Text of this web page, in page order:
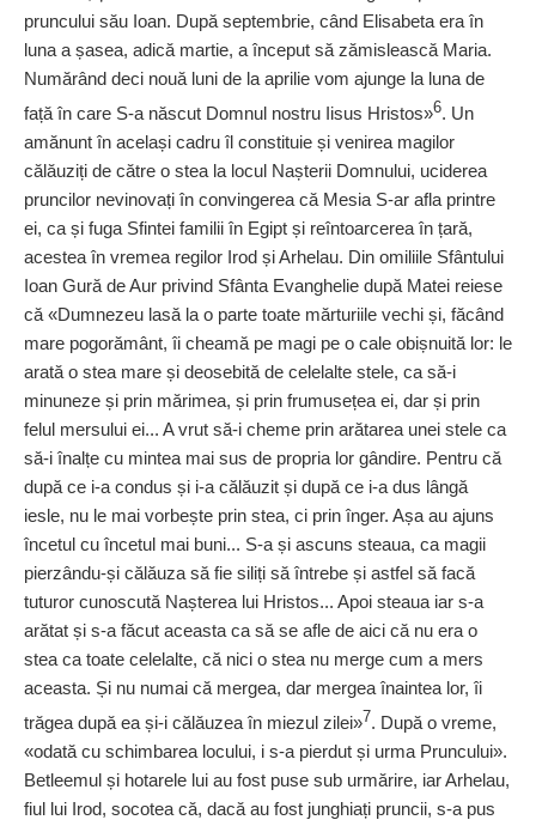
pruncului său Ioan. După septembrie, când Elisabeta era în
luna a șasea, adică martie, a început să zămislească Maria.
Numărând deci nouă luni de la aprilie vom ajunge la luna de
față în care S-a născut Domnul nostru Iisus Hristos»6. Un
amănunt în același cadru îl constituie și venirea magilor
călăuziți de către o stea la locul Nașterii Domnului, uciderea
pruncilor nevino­vați în convingerea că Mesia S-ar afla printre
ei, ca și fuga Sfintei familii în Egipt și reîntoarcerea în țară,
acestea în vremea regilor Irod și Arhelau. Din omiliile Sfântului
Ioan Gură de Aur privind Sfânta Evanghelie după Matei reiese
că «Dumnezeu lasă la o parte toate mărturiile vechi și, făcând
mare pogorământ, îi cheamă pe magi pe o cale obiș­nuită lor: le
arată o stea mare și deosebită de celelalte stele, ca să-i
minuneze și prin mărimea, și prin frumusețea ei, dar și prin
felul mersului ei... A vrut să-i cheme prin arătarea unei stele ca
să-i înalțe cu mintea mai sus de propria lor gândire. Pentru că
după ce i-a condus și i-a călău­zit și după ce i-a dus lângă
iesle, nu le mai vorbește prin stea, ci prin înger. Așa au ajuns
încetul cu încetul mai buni... S-a și ascuns steaua, ca magii
pierzându-și călăuza să fie siliți să întrebe și astfel să facă
tuturor cunoscută Naște­rea lui Hristos... Apoi steaua iar s-a
arătat și s-a făcut aceasta ca să se afle de aici că nu era o
stea ca toate celelalte, că nici o stea nu merge cum a mers
aceasta. Și nu numai că mergea, dar mergea înaintea lor, îi
trăgea după ea și-i călăuzea în miezul zilei»7. După o vreme,
«odată cu schimbarea locului, i s-a pierdut și urma Pruncului».
Betleemul și hotarele lui au fost puse sub urmărire, iar Arhelau,
fiul lui Irod, socotea că, dacă au fost junghiați pruncii, s-a pus